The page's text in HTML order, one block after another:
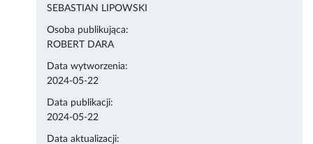
SEBASTIAN LIPOWSKI
Osoba publikująca:
ROBERT DARA
Data wytworzenia:
2024-05-22
Data publikacji:
2024-05-22
Data aktualizacji: